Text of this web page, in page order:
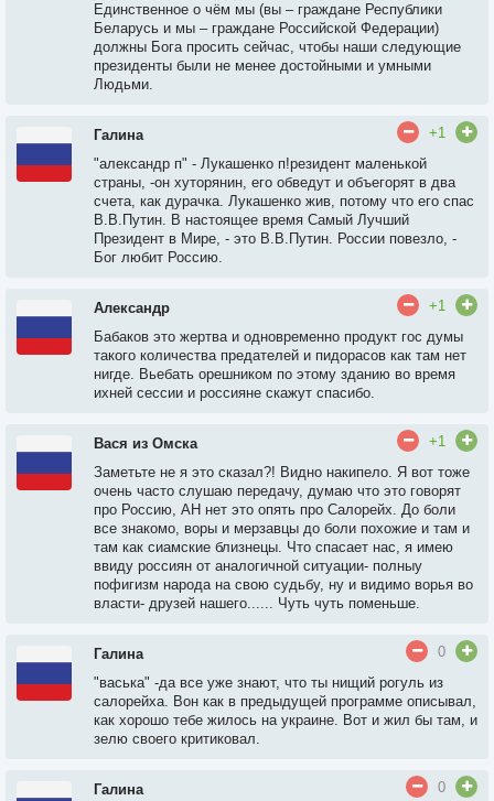
Единственное о чём мы (вы – граждане Республики
Беларусь и мы – граждане Российской Федерации)
должны Бога просить сейчас, чтобы наши следующие
президенты были не менее достойными и умными
Людьми.
Галина
+1
"александр п" - Лукашенко п!резидент маленькой
страны, -он хуторянин, его обведут и объегорят в два
счета, как дурачка. Лукашенко жив, потому что его спас
В.В.Путин. В настоящее время Самый Лучший
Президент в Мире, - это В.В.Путин. России повезло, -
Бог любит Россию.
Александр
+1
Бабаков это жертва и одновременно продукт гос думы
такого количества предателей и пидорасов как там нет
нигде. Вьебать орешником по этому зданию во время
ихней сессии и россияне скажут спасибо.
Вася из Омска
+1
Заметьте не я это сказал?! Видно накипело. Я вот тоже
очень часто слушаю передачу, думаю что это говорят
про Россию, АН нет это опять про Салорейх. До боли
все знакомо, воры и мерзавцы до боли похожие и там и
там как сиамские близнецы. Что спасает нас, я имею
ввиду россиян от аналогичной ситуации- полныу
пофигизм народа на свою судьбу, ну и видимо ворья во
власти- друзей нашего...... Чуть чуть поменьше.
Галина
0
"васька" -да все уже знают, что ты нищий рогуль из
салорейха. Вон как в предыдущей программе описывал,
как хорошо тебе жилось на украине. Вот и жил бы там, и
зелю своего критиковал.
Галина 0